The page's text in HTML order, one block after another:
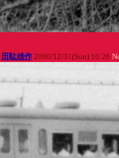
田駄雄作2006/12/31(Sun) 16:26